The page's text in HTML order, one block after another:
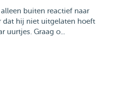
buiten reactief naar
dat hij niet uitgelaten hoeft
uurtjes. Graag o...